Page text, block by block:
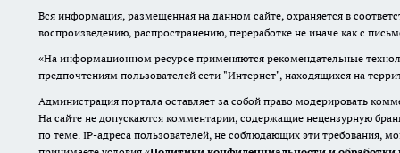
Вся информация, размещенная на данном сайте, охраняется в
воспроизведению, распространению, переработке не иначе как с
«На информационном ресурсе применяются рекомендательные
предпочтениям пользователей сети "Интернет", находящихся на
Администрация портала оставляет за собой право модерировать
На сайте не допускаются комментарии, содержащие нецензурную
по теме. IP-адреса пользователей, не соблюдающих эти требования,